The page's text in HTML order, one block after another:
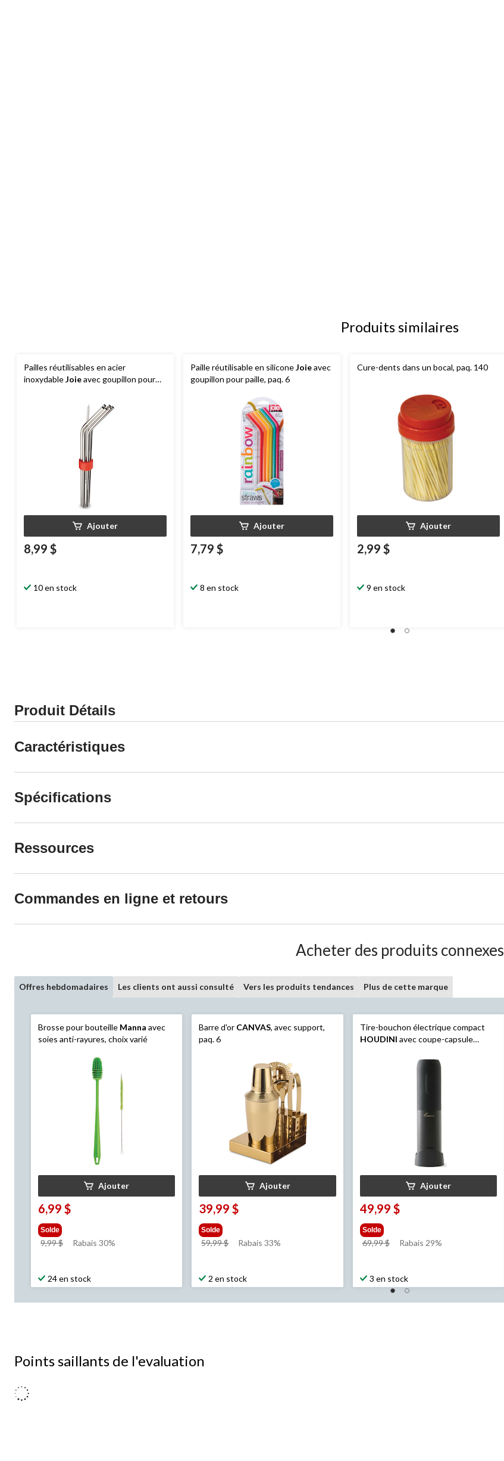
Produits similaires
Pailles réutilisables en acier
inoxydableJoieavec goupillon pour
Ajouter
8,99 $
10 en stock
Paille réutilisable en siliconeJoieavec
goupillon pour paille, paq. 6
Ajouter
7,79 $
8 en stock
Cure-dents dans un bocal, paq. 140
Ajouter
2,99 $
9 en stock
Produit Détails
Caractéristiques
Spécifications
Ressources
Commandes en ligne et retours
Acheter des produits connexes
Offres hebdomadaires Les clients ont aussi consulté Vers les produits tendances Plus de cette marque
Brosse pour bouteille Manna avec
soies anti-rayures, choix varié
Ajouter
6,99 $
Solde
9,99 $
prixRabais 30%
24 en stock
Barre d'or CANVAS, avec support,
paq. 6
Ajouter
39,99 $
Solde
59,99 $
prix
Rabais 33%
2 en stock
Tire-bouchon électrique compact
HOUDINI avec coupe-capsule
Ajouter
49,99 $
Solde
69,99 $
prixRabais 29%
3 en stock
Points saillants de l'evaluation